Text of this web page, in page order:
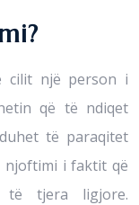
cilit një person i
që të ndiqet
të paraqitet
njoftimi i faktit që
të tjera ligjore.